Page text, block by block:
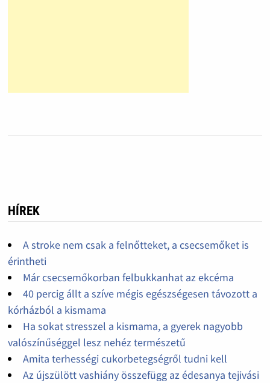
HÍREK
A stroke nem csak a felnőtteket, a csecsemőket is
érintheti
Már csecsemőkorban felbukkanhat az ekcéma
40 percig állt a szíve mégis egészségesen távozott a
kórházból a kismama
Ha sokat stresszel a kismama, a gyerek nagyobb
valószínűséggel lesz nehéz természetű
Amita terhességi cukorbetegségről tudni kell
Az újszülött vashiány összefügg az édesanya tejivási